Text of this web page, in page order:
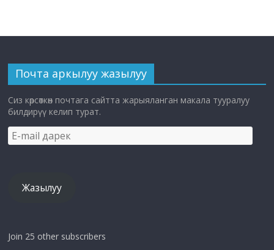
Почта аркылуу жазылуу
Сиз көрсөткөн почтага сайтта жарыяланган макала тууралуу
билдирүү келип турат.
E-
mail
Жазылуу
Join 25 other subscribers